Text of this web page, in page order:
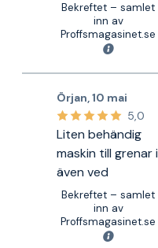
Bekreftet – samlet
inn av
Proffsmagasinet.se
Örjan,10 mai
5,0
Liten behändig
maskin till grenar i
även ved
Bekreftet – samlet
inn av
Proffsmagasinet.se